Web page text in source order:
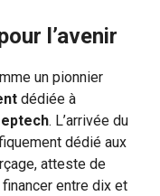
l’avenir
un pionnier
dédiée à
. L’arrivée du
dédié aux
atteste de
entre dix et